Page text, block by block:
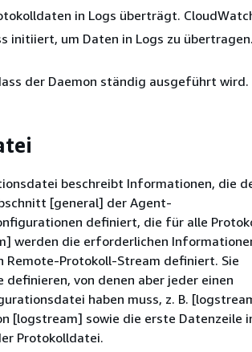
in Logs überträgt.
initiiert, um Daten in Logs zu übertragen.
der Daemon ständig ausgeführt wird.
beschreibt Informationen, die
[general] der Agent-
definiert, die für alle
werden die erforderlichen
Remote-Protokoll-Stream definiert. Sie
von denen aber jeder einen
haben muss, z. B.
[logstream] sowie die erste Datenzeile
Protokolldatei.